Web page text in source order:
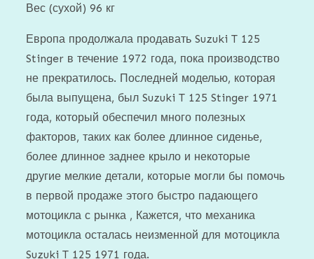
Вес (сухой) 96 кг
Европа продолжала продавать Suzuki T 125
Stinger в течение 1972 года, пока производство
не прекратилось. Последней моделью, которая
была выпущена, был Suzuki T 125 Stinger 1971
года, который обеспечил много полезных
факторов, таких как более длинное сиденье,
более длинное заднее крыло и некоторые
другие мелкие детали, которые могли бы помочь
в первой продаже этого быстро падающего
мотоцикла с рынка , Кажется, что механика
мотоцикла осталась неизменной для мотоцикла
Suzuki T 125 1971 года.